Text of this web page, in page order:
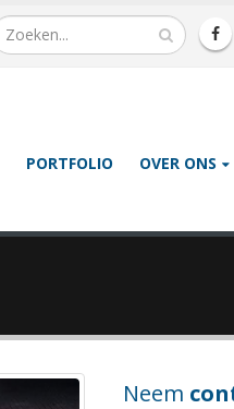
PORTFOLIO OVER ONS
Neem